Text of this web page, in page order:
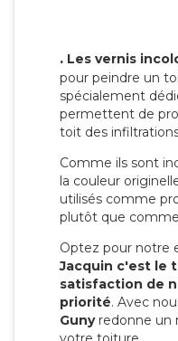
. Les vernis
pour peindre un
spécialement
permettent de
toit des infiltrations
Comme ils sont
la couleur
utilisés comme
plutôt que
Optez pour notre
Jacquin c'est le
satisfaction de
priorité. Avec
Gunyredonne un